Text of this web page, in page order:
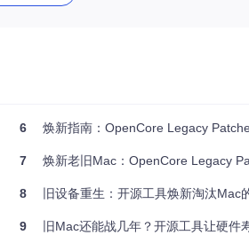
具来支持最新的macOS版本。
6 焕新指南：OpenCore Legacy
7 焕新老旧Mac：OpenCore Legacy
8 旧设备重生：开源工具焕新淘汰Mac
9 旧Mac还能战几年？开源工具让硬件